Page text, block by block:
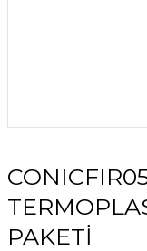
PAKETİ